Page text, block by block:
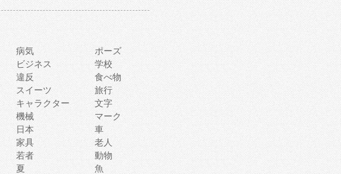
病気
ポーズ
ビジネス
学校
違反
食べ物
スイーツ
旅行
キャラクター
文字
機械
マーク
日本
車
家具
老人
若者
動物
夏 魚